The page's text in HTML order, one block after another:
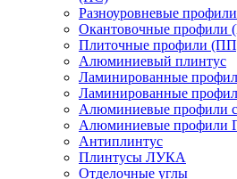
Разноуровневые
Окантовочные профили
Плиточные профили
Алюминиевый плинтус
Ламинированные
Ламинированные
Алюминиевые профили
Алюминиевые профили
Антиплинтус
Плинтусы ЛУКА
Отделочные углы